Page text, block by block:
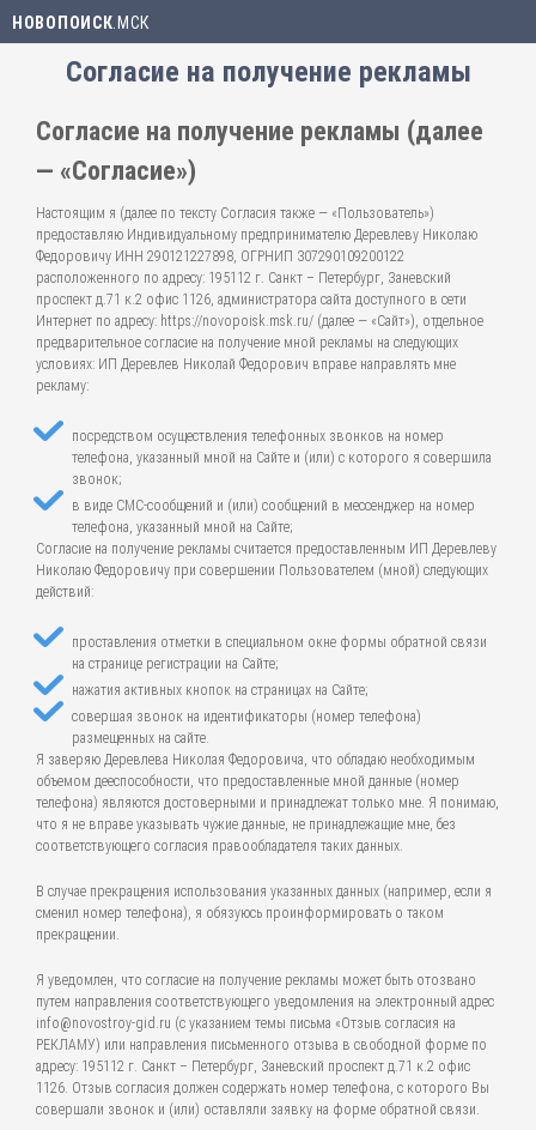
НОВОПОИСК .МСК
Согласие на получение рекламы
Согласие на получение рекламы (далее
— «Согласие»)
Настоящим я (далее по тексту Согласия также — «Пользователь»)
предоставляю Индивидуальному предпринимателю Деревлеву Николаю
Федоровичу ИНН 290121227898, ОГРНИП 307290109200122
расположенного по адресу: 195112 г. Санкт – Петербург, Заневский
проспект д.71 к.2 офис 1126, администратора сайта доступного в сети
Интернет по адресу: https://novopoisk.msk.ru/ (далее — «Сайт»), отдельное
предварительное согласие на получение мной рекламы на следующих
условиях: ИП Деревлев Николай Федорович вправе направлять мне
рекламу:
посредством осуществления телефонных звонков на номер
телефона, указанный мной на Сайте и (или) с которого я совершила
звонок;
в виде СМС-сообщений и (или) сообщений в мессенджер на номер
телефона, указанный мной на Сайте;
Согласие на получение рекламы считается предоставленным ИП Деревлеву
Николаю Федоровичу при совершении Пользователем (мной) следующих
действий:
проставления отметки в специальном окне формы обратной связи
на странице регистрации на Сайте;
нажатия активных кнопок на страницах на Сайте;
совершая звонок на идентификаторы (номер телефона)
размещенных на сайте.
Я заверяю Деревлева Николая Федоровича, что обладаю необходимым
объемом дееспособности, что предоставленные мной данные (номер
телефона) являются достоверными и принадлежат только мне. Я понимаю,
что я не вправе указывать чужие данные, не принадлежащие мне, без
соответствующего согласия правообладателя таких данных.
В случае прекращения использования указанных данных (например, если я
сменил номер телефона), я обязуюсь проинформировать о таком
прекращении.
Я уведомлен, что согласие на получение рекламы может быть отозвано
путем направления соответствующего уведомления на электронный адрес
info@novostroy-gid.ru (с указанием темы письма «Отзыв согласия на
РЕКЛАМУ) или направления письменного отзыва в свободной форме по
адресу: 195112 г. Санкт – Петербург, Заневский проспект д.71 к.2 офис
1126. Отзыв согласия должен содержать номер телефона, с которого Вы
совершали звонок и (или) оставляли заявку на форме обратной связи.